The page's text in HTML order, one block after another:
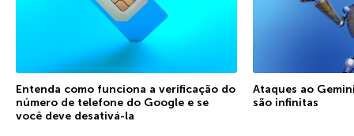
Entenda como funciona a verificação do
número de telefone do Google e se
você deve desativá-la
Ataques ao
são infinitas